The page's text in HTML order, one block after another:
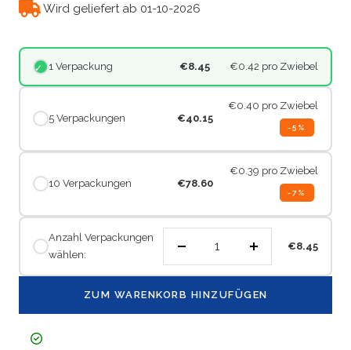
Wird geliefert ab 01-10-2026
1 Verpackung €8.45 €0.42 pro Zwiebel
5 Verpackungen €40.15
€0.40 pro Zwiebel
-5%
10 Verpackungen €78.60
€0.39 pro Zwiebel
-7%
Anzahl Verpackungen
wählen:
verringern
Menge
€8.45
ZUM WARENKORB HINZUFÜGEN